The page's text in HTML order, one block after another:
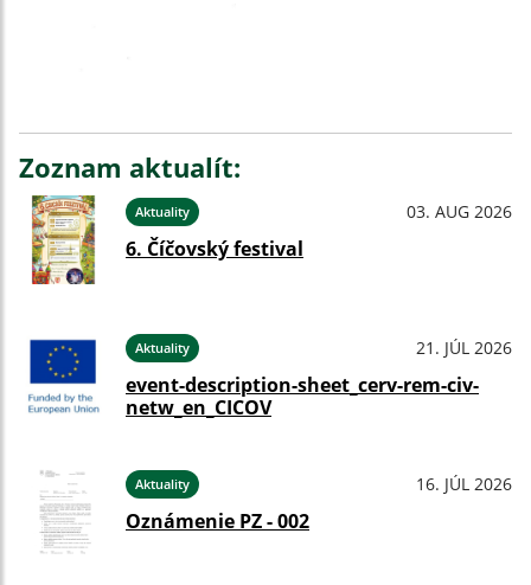
Zoznam aktualít:
Aktuality 03. AUG 2026
6. Číčovský festival
Aktuality 21. JÚL 2026
event-description-sheet_cerv-rem-civ-
netw_en_CICOV
Aktuality 16. JÚL 2026
Oznámenie PZ - 002